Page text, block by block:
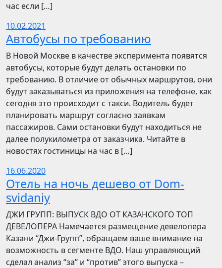
час если […]
10.02.2021
Автобусы по требованию
В Новой Москве в качестве эксперимента появятся
автобусы, которые будут делать остановки по
требованию. В отличие от обычных маршрутов, они
будут заказываться из приложения на телефоне, как
сегодня это происходит с такси. Водитель будет
планировать маршрут согласно заявкам
пассажиров. Сами остановки будут находиться не
далее полукилометра от заказчика. Читайте в
новостях гостиницы на час в […]
16.06.2020
Отель на ночь дешево от Dom-
svidaniy
​​ДЖИ ГРУПП: ВЫПУСК ВДО ОТ КАЗАНСКОГО ТОП
ДЕВЕЛОПЕРА Намечается размещение девелопера
Казани “Джи-Групп”, обращаем ваше внимание на
возможность в сегменте ВДО. Наш управляющий
сделал анализ “за” и “против” этого выпуска –